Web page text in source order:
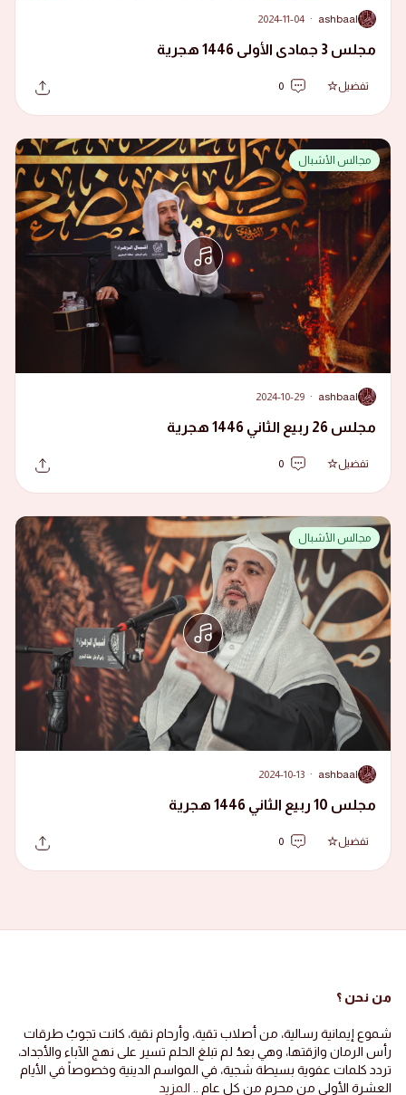
A
ashbaal
·
2024-11-04
مجلس 3 جمادى الأولى 1446 هجرية
تفضيل 0
مجالس الأشبال
A
ashbaal
·
2024-10-29
مجلس 26 ربيع الثاني 1446 هجرية
تفضيل 0
مجالس الأشبال
A
ashbaal
·
2024-10-13
مجلس 10 ربيع الثاني 1446 هجرية
تفضيل 0
من نحن ؟
شموع إيمانية رسالية، من أصلاب تقية، وأرحام نقية، كانت تجوبُ طرقات
رأس الرمان وازقتها، وهي بعدُ لم تبلغ الحلم تسير على نهج الآباء والأجداد،
تردد كلمات عفوية بسيطة شجية، في المواسم الدينية وخصوصاً في الأيام
العشرة الأولى من محرم من كل عام .. المزيد